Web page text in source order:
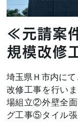
≪元請案
規模改修
埼玉県Ｈ市内に
改修工事を行い
場組立②外壁全
グ工事⑤タイル